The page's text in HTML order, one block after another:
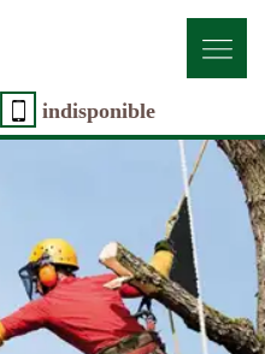
indisponible